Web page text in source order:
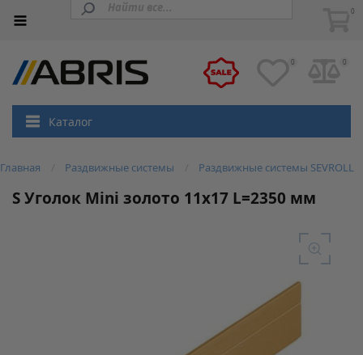
0
0 0
Каталог
Главная Раздвижные системы Раздвижные системы SEVROLL
S Уголок Mini золото 11х17 L=2350 мм